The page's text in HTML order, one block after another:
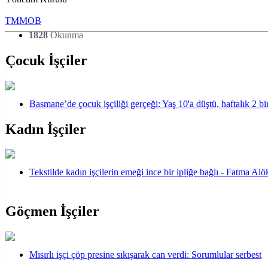
TMMOB
1828Okunma
Çocuk İşçiler
Basmane’de çocuk işçiliği gerçeği: Yaş 10'a düştü, haftalık 2
Kadın İşçiler
Tekstilde kadın işçilerin emeği ince bir ipliğe bağlı - Fatma
Göçmen İşçiler
Mısırlı işçi çöp presine sıkışarak can verdi: Sorumlular serbest